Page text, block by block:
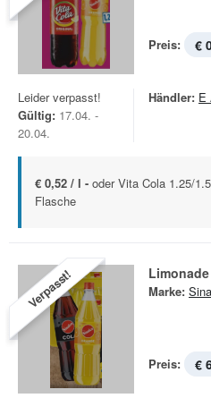
Preis: €
Leider verpasst!
Gültig: 17.04. -
20.04.
Händler: E
€ 0,52 / l - oder Vita Cola 1.25/
Flasche
Verpasst! Limonade
Marke:
Preis: €